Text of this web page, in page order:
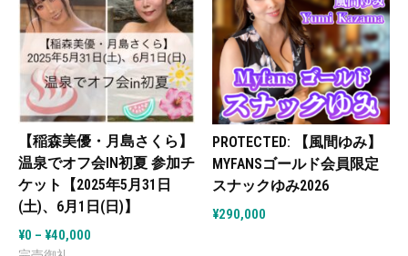
【稲森美優・月島さくら】
温泉でオフ会IN初夏 参加チ
ケット【2025年5月31日
(土)、6月1日(日)】
¥0 – ¥40,000
PROTECTED: 【風間ゆみ】
MYFANSゴールド会員限定
スナックゆみ2026
¥290,000